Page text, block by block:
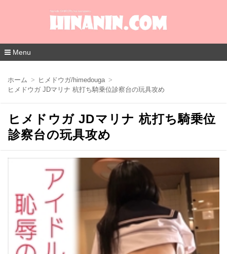
Menu
ツ
ホーム
ヒメドウガ/himedouga
ヒメドウガ JDマリナ 杭打ち騎乗位診察台の玩具攻め
ヒメドウガ JDマリナ 杭打ち騎乗位
診察台の玩具攻め